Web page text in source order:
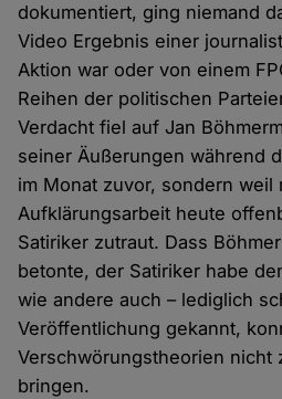
dokumentiert, ging niemand
Video Ergebnis einer
Aktion war oder von einem
Reihen der politischen
Verdacht fiel auf Jan
seiner Äußerungen während
im Monat zuvor, sondern weil
Aufklärungsarbeit heute
Satiriker zutraut. Dass
betonte, der Satiriker habe
wie andere auch – lediglich
Veröffentlichung gekannt,
Verschwörungstheorien nicht
bringen.